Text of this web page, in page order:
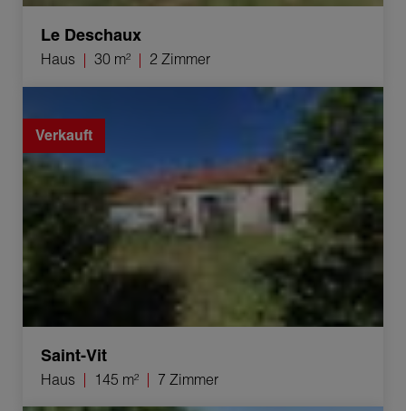
Le Deschaux
Haus 30 m² 2 Zimmer
Verkauft
Saint-Vit
Haus 145 m² 7 Zimmer